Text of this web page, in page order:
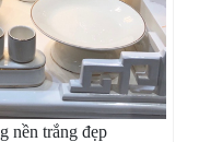
nền trắng đẹp